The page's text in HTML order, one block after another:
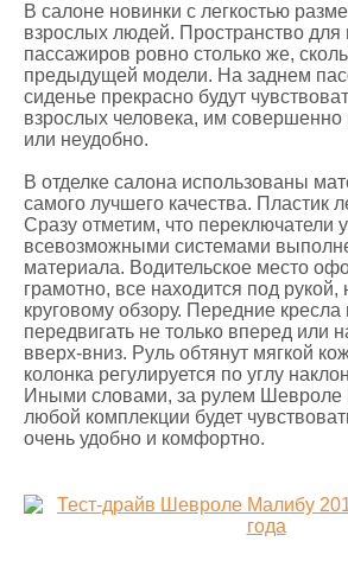
В салоне новинки с легкостью
взрослых людей. Пространство для
пассажиров ровно столько же,
предыдущей модели. На заднем
сиденье прекрасно будут
взрослых человека, им совершенно
или неудобно.
В отделке салона использованы
самого лучшего качества. Пластик
Сразу отметим, что переключатели
всевозможными системами
материала. Водительское место
грамотно, все находится под
круговому обзору. Передние
передвигать не только вперед или
вверх-вниз. Руль обтянут мягкой
колонка регулируется по углу
Иными словами, за рулем Шевроле
любой комплекции будет
очень удобно и комфортно.